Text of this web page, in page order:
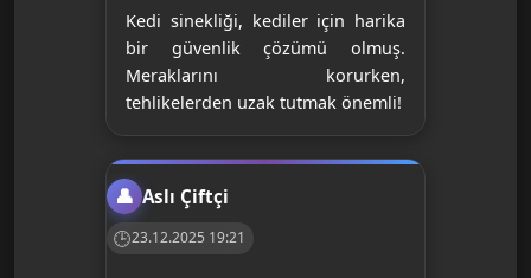
Kedi sinekliği, kediler için harika
bir güvenlik çözümü olmuş.
Meraklarını korurken,
tehlikelerden uzak tutmak önemli!
Aslı Çiftçi
23.12.2025 19:21